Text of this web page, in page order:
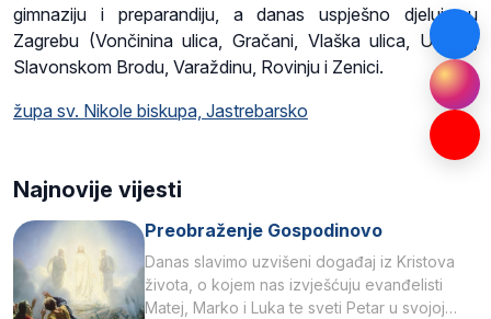
gimnaziju i preparandiju, a danas uspješno djeluju u
Zagrebu (Vončinina ulica, Gračani, Vlaška ulica, Utrina),
Slavonskom Brodu, Varaždinu, Rovinju i Zenici.
župa sv. Nikole biskupa, Jastrebarsko
Najnovije vijesti
Preobraženje Gospodinovo
Danas slavimo uzvišeni događaj iz Kristova
života, o kojem nas izvješćuju evanđelisti
Matej, Marko i Luka te sveti Petar u svojoj